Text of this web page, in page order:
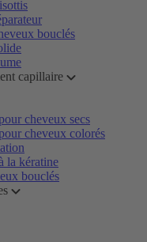
bouclés
capillaire
cheveux secs
cheveux colorés
la kératine
bouclés